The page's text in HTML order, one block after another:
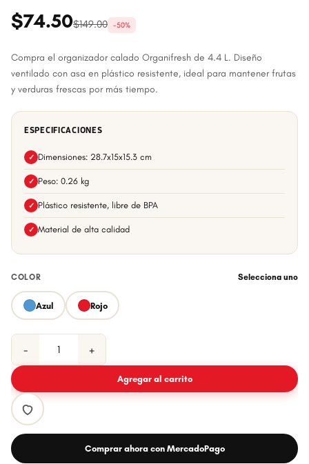
$74.50$149.00 -50%
Compra el organizador calado Organifresh de 4.4 L. Diseño
ventilado con asa en plástico resistente, ideal para mantener frutas
y verduras frescas por más tiempo.
ESPECIFICACIONES
✓ Dimensiones: 28.7x15x15.3 cm
✓ Peso: 0.26 kg
✓ Plástico resistente, libre de BPA
✓ Material de alta calidad
COLOR Selecciona uno
Azul Rojo
− +
Agregar al carrito
Comprar ahora con MercadoPago